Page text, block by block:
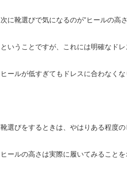
次に靴選びで気になるのが”ヒールの高
ということですが、これには明確なドレ
ヒールが低すぎてもドレスに合わなく
靴選びをするときは、やはりある程度
ヒールの高さは実際に履いてみること